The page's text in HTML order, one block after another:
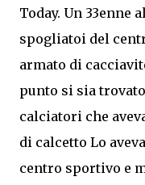
Today. Un 33enne
spogliatoi del
armato di
punto si sia
calciatori che
di calcetto Lo
centro sportivo e